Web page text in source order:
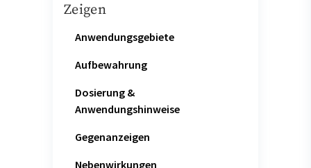
Zeigen
Anwendungsgebiete
Aufbewahrung
Dosierung &
Anwendungshinweise
Gegenanzeigen
Nebenwirkungen